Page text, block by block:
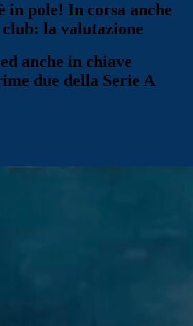
in pole! In corsa anche
la valutazione
anche in chiave
due della Serie A